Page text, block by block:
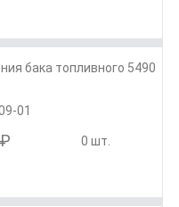
бака топливного 5490
01
0 шт.